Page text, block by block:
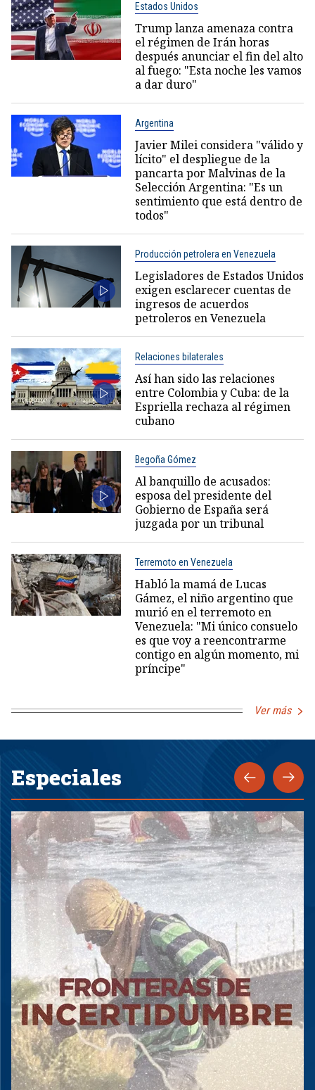
Estados Unidos
Trump lanza amenaza contra
el régimen de Irán horas
después anunciar el fin del alto
al fuego: "Esta noche les vamos
a dar duro"
Argentina
Javier Milei considera "válido y
lícito" el despliegue de la
pancarta por Malvinas de la
Selección Argentina: "Es un
sentimiento que está dentro de
todos"
Producción petrolera en Venezuela
Legisladores de Estados Unidos
exigen esclarecer cuentas de
ingresos de acuerdos
petroleros en Venezuela
Relaciones bilaterales
Así han sido las relaciones
entre Colombia y Cuba: de la
Espriella rechaza al régimen
cubano
Begoña Gómez
Al banquillo de acusados:
esposa del presidente del
Gobierno de España será
juzgada por un tribunal
Terremoto en Venezuela
Habló la mamá de Lucas
Gámez, el niño argentino que
murió en el terremoto en
Venezuela: "Mi único consuelo
es que voy a reencontrarme
contigo en algún momento, mi
príncipe"
Ver más
Especiales